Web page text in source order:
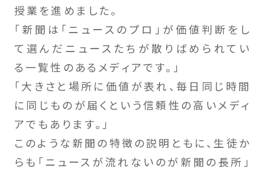
授業を進めました。
「新聞は「ニュースのプロ」が価値判断をし
て選んだニュースたちが散りばめられてい
る一覧性のあるメディアです。」
「大きさと場所に価値が表れ、毎日同じ時間
に同じものが届くという信頼性の高いメディ
アでもあります。」
このような新聞の特徴の説明ともに、生徒か
らも「ニュースが流れないのが新聞の長所」